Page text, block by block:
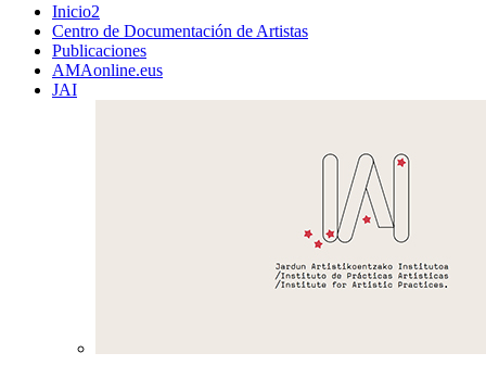
Inicio2
Centro de Documentación de Artistas
Publicaciones
AMAonline.eus
JAI